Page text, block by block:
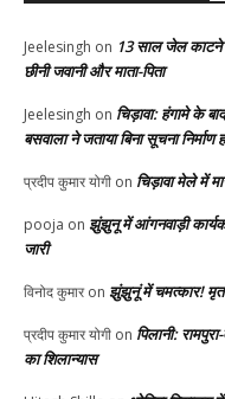
Jeelesingh on 13 साल जेल काटने
छीनी जवानी और माता-पिता
Jeelesingh on चिड़ावा: हंगामे के
बसवाला ने जताया बिना सूचना निर्माण
प्रदीप कुमार योगी on चिड़ावा मेले में
pooja on झुंझुनू में आंगनवाड़ी
जारी
विनोद कुमारon झुंझुनूं में चमत्कार! मृत
प्रदीप कुमार योगी on पिलानी:
का शिलान्यास